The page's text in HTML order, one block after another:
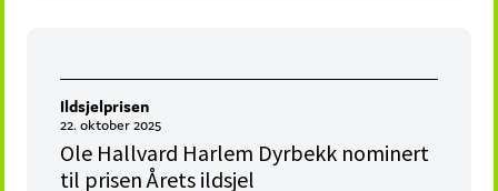
Ildsjelprisen
22. oktober 2025
Ole Hallvard Harlem Dyrbekk nominert
til prisen Årets ildsjel